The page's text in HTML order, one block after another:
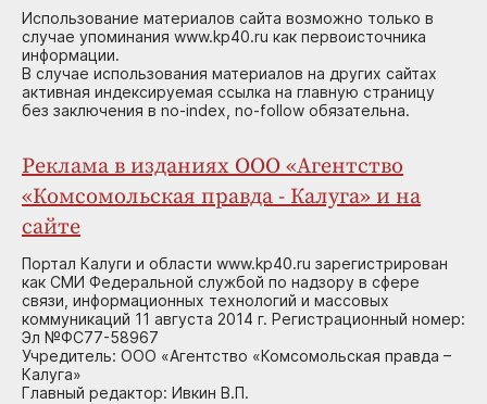
Использование материалов сайта возможно только в
случае упоминания www.kp40.ru как первоисточника
информации.
В случае использования материалов на других сайтах
активная индексируемая ссылка на главную страницу
без заключения в no-index, no-follow обязательна.
Реклама в изданиях ООО «Агентство
«Комсомольская правда - Калуга» и на
сайте
Портал Калуги и области www.kp40.ru зарегистрирован
как СМИ Федеральной службой по надзору в сфере
связи, информационных технологий и массовых
коммуникаций 11 августа 2014 г. Регистрационный номер:
Эл №ФС77-58967
Учредитель: ООО «Агентство «Комсомольская правда –
Калуга»
Главный редактор: Ивкин В.П.